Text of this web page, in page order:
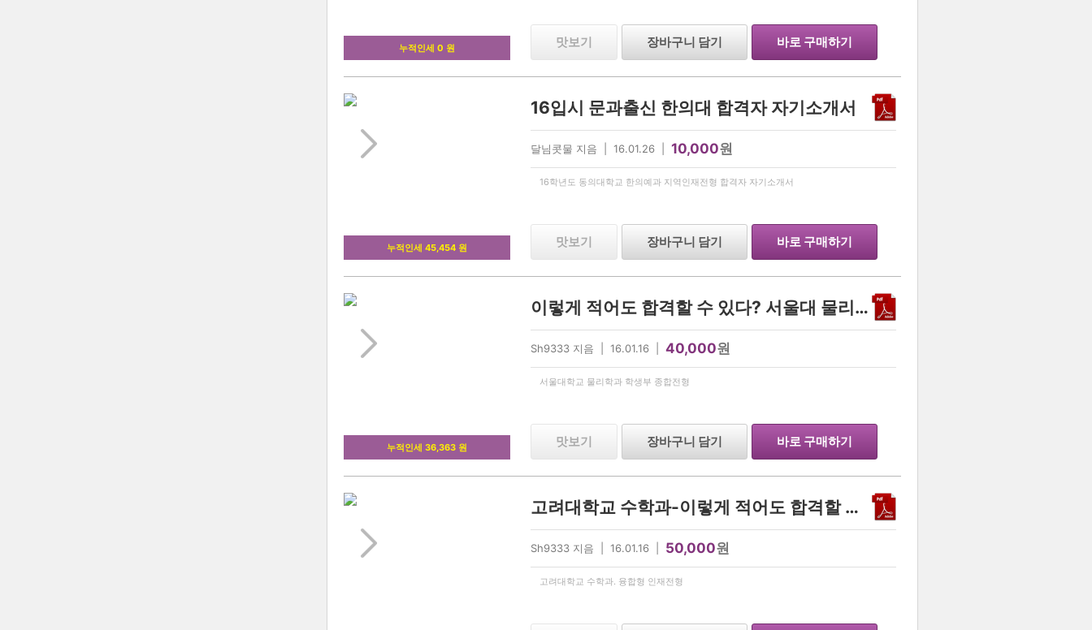
누적인세 0 원 맛보기 장바구니 담기 바로 구매하기
누적인세 45,454 원
16입시 문과출신 한의대 합격자 자기소개서
달님콧물 지음 | 16.01.26 | 10,000원
16학년도 동의대학교 한의예과 지역인재전형 합격자 자기소개서
맛보기 장바구니 담기 바로 구매하기
누적인세 36,363 원
이렇게 적어도 합격할 수 있다? 서울대 물리 천문학과(자소서+학생부+면접)
Sh9333 지음 | 16.01.16 | 40,000원
서울대학교 물리학과 학생부 종합전형
맛보기 장바구니 담기 바로 구매하기
고려대학교 수학과-이렇게 적어도 합격할 수 있다?(자소서+학생부+면접)
Sh9333 지음 | 16.01.16 | 50,000원
고려대학교 수학과. 융합형 인재전형